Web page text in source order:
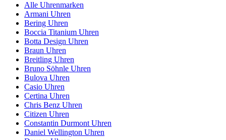
Alle Uhrenmarken
Armani Uhren
Bering Uhren
Boccia Titanium Uhren
Botta Design Uhren
Braun Uhren
Breitling Uhren
Bruno Söhnle Uhren
Bulova Uhren
Casio Uhren
Certina Uhren
Chris Benz Uhren
Citizen Uhren
Constantin Durmont Uhren
Daniel Wellington Uhren